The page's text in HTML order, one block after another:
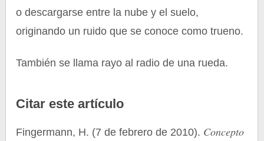
o descargarse entre la nube y el suelo,
originando un ruido que se conoce como trueno.
También se llama rayo al radio de una rueda.
Citar este artículo
Fingermann, H. (7 de febrero de 2010). Concepto